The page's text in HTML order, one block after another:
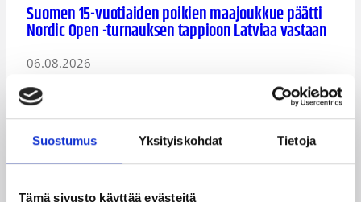
Suostumus Yksityiskohdat Tietoja
Tämä sivusto käyttää evästeitä
Suomen 15-vuotiaiden poikien maajoukkue päätti
Nordic Open -turnauksen tappioon Latviaa vastaan
06.08.2026